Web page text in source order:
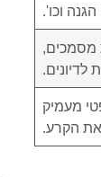
וכו'.
מסמכים,
לדיונים.
מעמיק
את הקרע.